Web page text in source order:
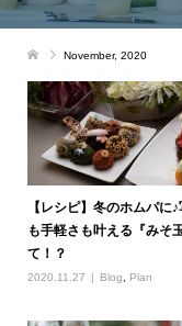
November, 2020
【レシピ】冬のホムパに
も手軽さも叶える『みそ
て！？
2020.11.27 Blog, Plan